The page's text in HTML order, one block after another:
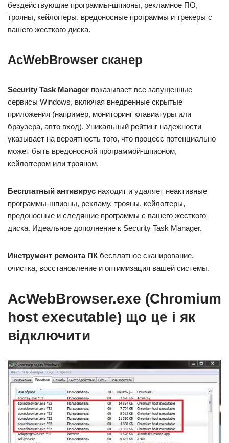
бездействующие программы-шпионы, рекламное ПО,
трояны, кейлоггеры, вредоносные программы и трекеры с
вашего жесткого диска.
AcWebBrowser сканер
Security Task Manager показывает все запущенные
сервисы Windows, включая внедренные скрытые
приложения (например, мониторинг клавиатуры или
браузера, авто вход). Уникальный рейтинг надежности
указывает на вероятность того, что процесс потенциально
может быть вредоносной программой-шпионом,
кейлоггером или трояном.
Бесплатный aнтивирус находит и удаляет неактивные
программы-шпионы, рекламу, трояны, кейлоггеры,
вредоносные и следящие программы с вашего жесткого
диска. Идеальное дополнение к Security Task Manager.
Инструмент ремонта ПК бесплатное сканирование,
очистка, восстановление и оптимизация вашей системы.
AcWebBrowser.exe (Chromium
host executable) що це і як
відключити